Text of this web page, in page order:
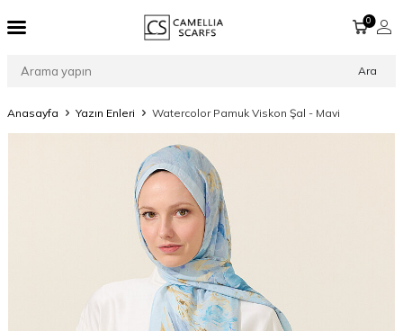
Ara
0
Anasayfa Yazın Enleri Watercolor Pamuk Viskon Şal - Mavi